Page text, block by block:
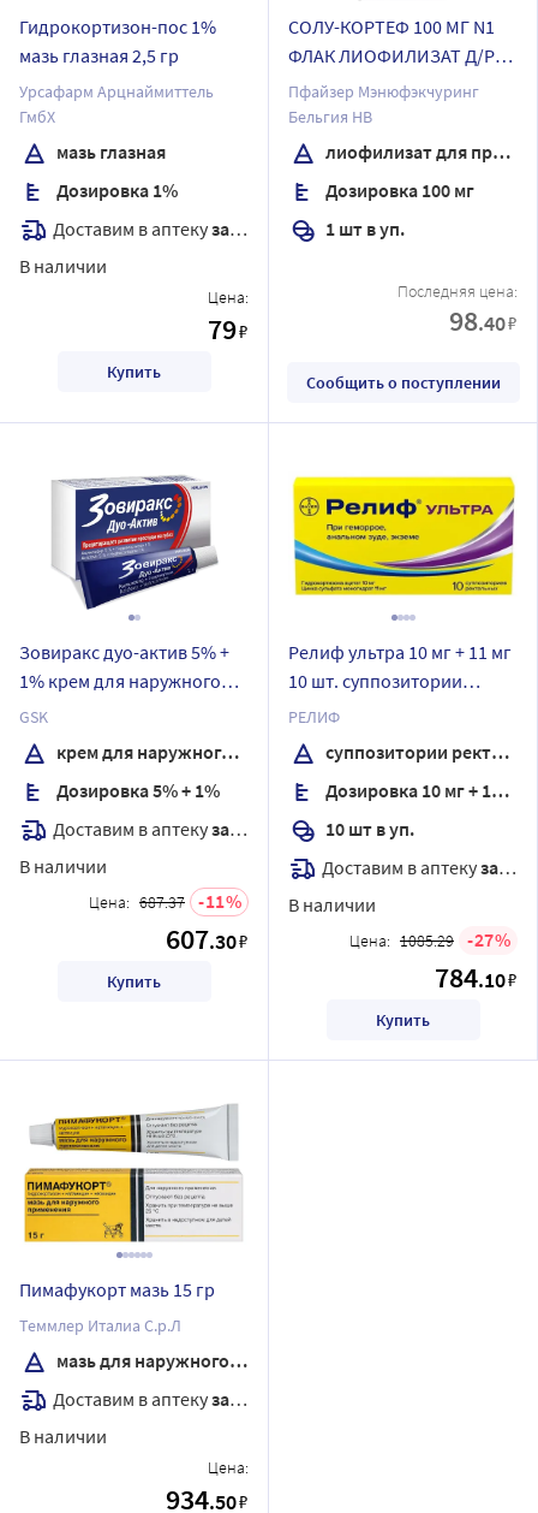
Гидрокортизон-пос 1%
мазь глазная 2,5 гр
Урсафарм Арцнаймиттель
ГмбХ
мазь глазная
Дозировка 1%
Доставим в аптекузавтра
В наличии
Цена:
79₽
Купить
СОЛУ-КОРТЕФ 100 МГ N1
ФЛАК ЛИОФИЛИЗАТ Д/Р-
РА В/В В/
М+РАСТВОРИТЕЛЬ
Пфайзер Мэнюфэкчуринг
Бельгия НВ
лиофилизат для приготовления раствора для внутривенного и внутримышечного введения
Дозировка 100 мг
1 шт в уп.
Последняя цена:
98.40₽
Сообщить о поступлении
Зовиракс дуо-актив 5% +
1% крем для наружного
применения 2 гр
GSK
крем для наружного применения
Дозировка 5% + 1%
Доставим в аптекузавтра
В наличии
Цена: 687.37 11
607.30₽
Купить
Релиф ультра 10 мг + 11 мг
10 шт. суппозитории
ректальные
РЕЛИФ
суппозитории ректальные
Дозировка 10 мг + 11 мг
10 шт в уп.
Доставим в аптекузавтра
В наличии
Цена: 1085.29 27
784.10₽
Купить
Пимафукорт мазь 15 гр
Теммлер Италиа С.р.Л
мазь для наружного применения
Доставим в аптекузавтра
В наличии
Цена:
934.50₽